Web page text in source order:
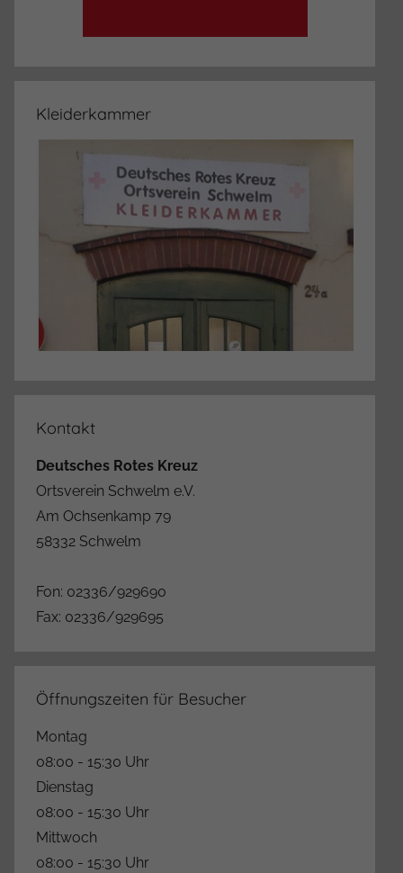
Kleiderkammer
Kontakt
Deutsches Rotes Kreuz
Ortsverein Schwelm e.V.
Am Ochsenkamp 79
58332 Schwelm
Fon: 02336/929690
Fax: 02336/929695
Öffnungszeiten für Besucher
Montag
08:00 - 15:30 Uhr
Dienstag
08:00 - 15:30 Uhr
Mittwoch
08:00 - 15:30 Uhr